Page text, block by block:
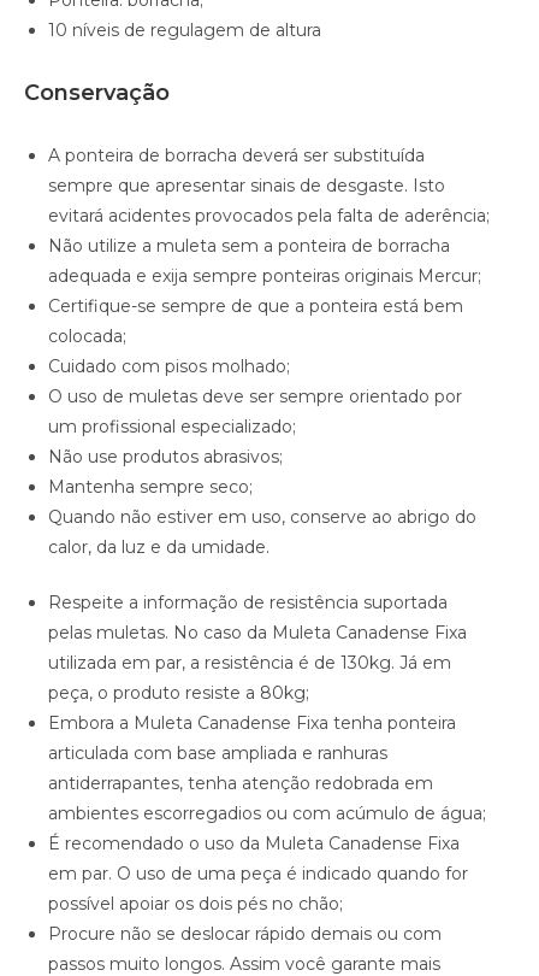
10 níveis de regulagem de altura
Conservação
A ponteira de borracha deverá ser substituída
sempre que apresentar sinais de desgaste. Isto
evitará acidentes provocados pela falta de aderência;
Não utilize a muleta sem a ponteira de borracha
adequada e exija sempre ponteiras originais Mercur;
Certifique-se sempre de que a ponteira está bem
colocada;
Cuidado com pisos molhado;
O uso de muletas deve ser sempre orientado por
um profissional especializado;
Não use produtos abrasivos;
Mantenha sempre seco;
Quando não estiver em uso, conserve ao abrigo do
calor, da luz e da umidade.
Respeite a informação de resistência suportada
pelas muletas. No caso da Muleta Canadense Fixa
utilizada em par, a resistência é de 130kg. Já em
peça, o produto resiste a 80kg;
Embora a Muleta Canadense Fixa tenha ponteira
articulada com base ampliada e ranhuras
antiderrapantes, tenha atenção redobrada em
ambientes escorregadios ou com acúmulo de água;
É recomendado o uso da Muleta Canadense Fixa
em par. O uso de uma peça é indicado quando for
possível apoiar os dois pés no chão;
Procure não se deslocar rápido demais ou com
passos muito longos. Assim você garante mais